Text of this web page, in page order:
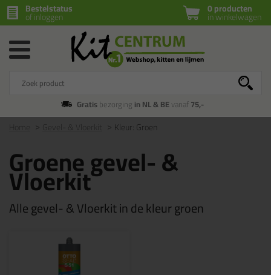
0 producten
in winkelwagen
Bestelstatus
of inloggen
Gratisbezorging in NL & BEvanaf75,-
Kleur: Groen
Groene gevel- &
Vloerkit
Alle gevel- & Vloerkit in de kleur groen